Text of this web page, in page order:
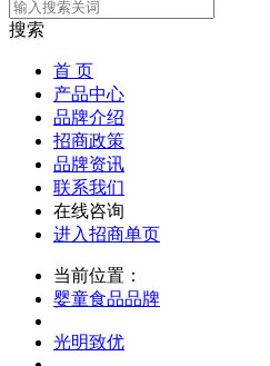
搜索
首 页
产品中心
品牌介绍
招商政策
品牌资讯
联系我们
在线咨询
进入招商单页
当前位置：
婴童食品品牌
光明致优